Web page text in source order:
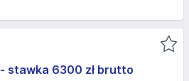
stawka 6300 zł brutto